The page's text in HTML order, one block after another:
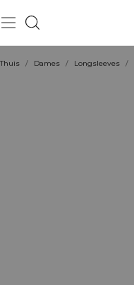
Thuis / Dames / Longsleeves /